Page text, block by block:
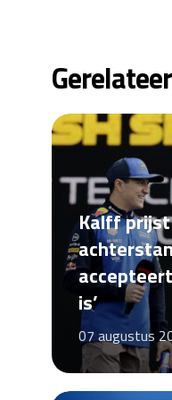
Kalff
is’
07 augustus